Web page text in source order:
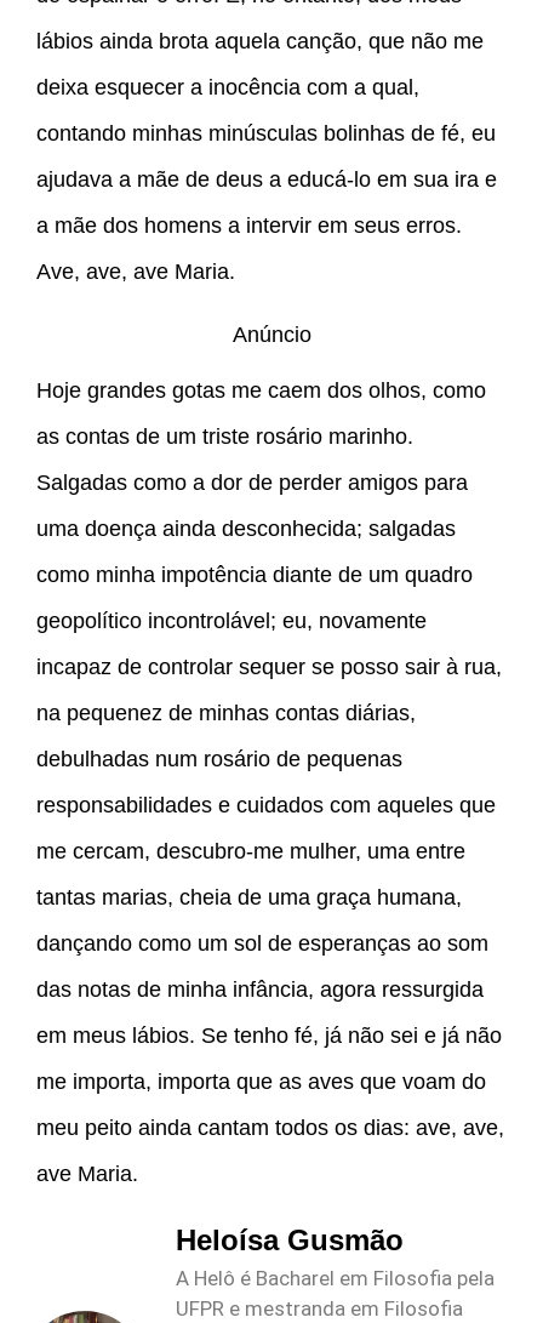
lábios ainda brota aquela canção, que não me
deixa esquecer a inocência com a qual,
contando minhas minúsculas bolinhas de fé, eu
ajudava a mãe de deus a educá-lo em sua ira e
a mãe dos homens a intervir em seus erros.
Ave, ave, ave Maria.
Anúncio
Hoje grandes gotas me caem dos olhos, como
as contas de um triste rosário marinho.
Salgadas como a dor de perder amigos para
uma doença ainda desconhecida; salgadas
como minha impotência diante de um quadro
geopolítico incontrolável; eu, novamente
incapaz de controlar sequer se posso sair à rua,
na pequenez de minhas contas diárias,
debulhadas num rosário de pequenas
responsabilidades e cuidados com aqueles que
me cercam, descubro-me mulher, uma entre
tantas marias, cheia de uma graça humana,
dançando como um sol de esperanças ao som
das notas de minha infância, agora ressurgida
em meus lábios. Se tenho fé, já não sei e já não
me importa, importa que as aves que voam do
meu peito ainda cantam todos os dias: ave, ave,
ave Maria.
Heloísa Gusmão
A Helô é Bacharel em Filosofia pela
UFPR e mestranda em Filosofia